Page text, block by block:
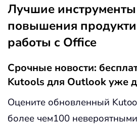
Лучшие
повышения
работы с Office
Срочные новости:
Kutools для Outlook уже
Оцените обновленный
более чем100